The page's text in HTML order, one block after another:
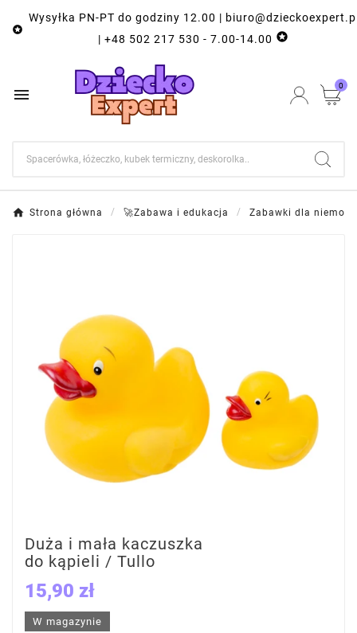

Wysyłka PN-PT do godziny 12.00 |
| +48 502 217 530 - 7.00-14.00 
 0
Strona główna 🚀Zabawa i edukacja Zabawki dla
Duża i mała kaczuszka
do kąpieli / Tullo
15,90 zł
W magazynie